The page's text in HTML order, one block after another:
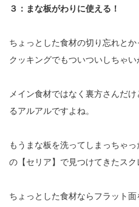
３：まな板がわりに使える！
ちょっとした食材の切り忘れと
クッキングでもついついしちゃい
メイン食材ではなく裏方さんだ
るアルアルですよね。
もうまな板を洗ってしまっちゃ
の【セリア】で見つけてきたスク
ちょっとした食材ならフラット